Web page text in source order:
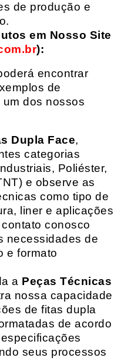
de produção e
em Nosso Site
):
encontrar
de
dos nossos
Dupla Face,
categorias
Poliéster,
e observe as
como tipo de
liner e aplicações
conosco
necessidades de
e formato
a Peças Técnicas
nossa capacidade
de fitas dupla
de acordo
seus processos